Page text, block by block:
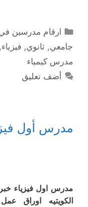
التصنيفات
ارقام مدرسين
جامعي, ثانوي, فيزياء,
مدرس كيمياء
أضف تعليق
مدرس أول
مدرس اول فيزياء
الكويتيه اوراق